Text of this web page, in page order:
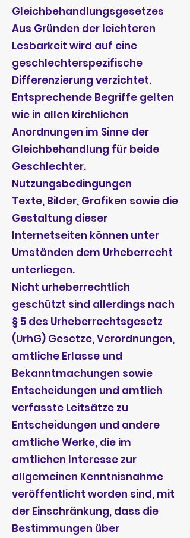
Gleichbehandlungsgesetzes
Aus Gründen der leichteren
Lesbarkeit wird auf eine
geschlechterspezifische
Differenzierung verzichtet.
Entsprechende Begriffe gelten
wie in allen kirchlichen
Anordnungen im Sinne der
Gleichbehandlung für beide
Geschlechter.
Nutzungsbedingungen
Texte, Bilder, Grafiken sowie die
Gestaltung dieser
Internetseiten können unter
Umständen dem Urheberrecht
unterliegen.
Nicht urheberrechtlich
geschützt sind allerdings nach
§ 5 des Urheberrechtsgesetz
(UrhG) Gesetze, Verordnungen,
amtliche Erlasse und
Bekanntmachungen sowie
Entscheidungen und amtlich
verfasste Leitsätze zu
Entscheidungen und andere
amtliche Werke, die im
amtlichen Interesse zur
allgemeinen Kenntnisnahme
veröffentlicht worden sind, mit
der Einschränkung, dass die
Bestimmungen über